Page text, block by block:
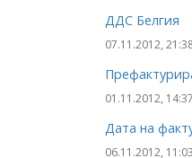
ДДС Белгия
07.11.2012,
01.11.2012, 14:37
Дата на
06.11.2012, 11:03